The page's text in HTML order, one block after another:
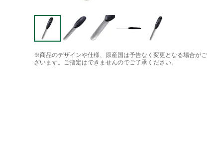
※商品のデザインや仕様、原産国は予告なく変更となる場合がご
ざいます。ご指定はできませんのでご了承ください。